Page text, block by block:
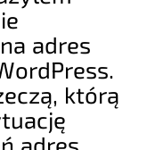
adres
którą
adres